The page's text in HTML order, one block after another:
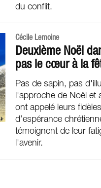
du conflit.
Cécile Lemoine
Deuxième Noël
pas le cœur à la
Pas de sapin, pas
l'approche de Noël et
ont appelé leurs
d’espérance
témoignent de leur
l'avenir.